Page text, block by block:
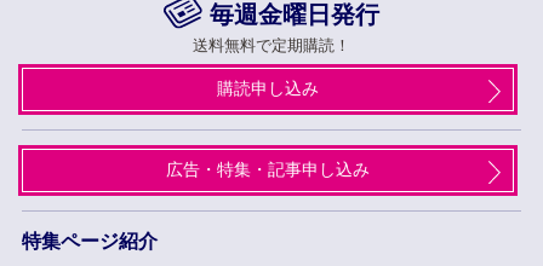
毎週金曜日発行
送料無料で定期購読！
購読申し込み
広告・特集・記事申し込み
特集ページ紹介